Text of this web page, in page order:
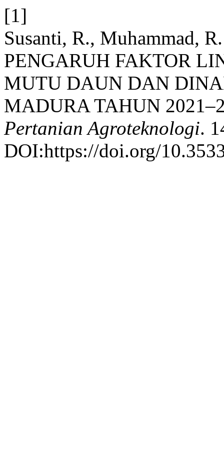
[1]
Susanti, R., Muhammad,
PENGARUH FAKTOR
MUTU DAUN DAN
MADURA TAHUN
Pertanian Agroteknologi.
DOI:https://doi.org/